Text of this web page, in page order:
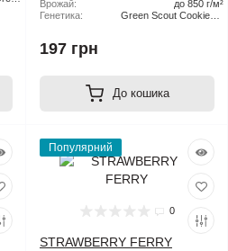
Врожай:
до 850 г/м²
Генетика:
Green Scout Cookies x
197 грн
До кошика
Популярний
0
STRAWBERRY FERRY